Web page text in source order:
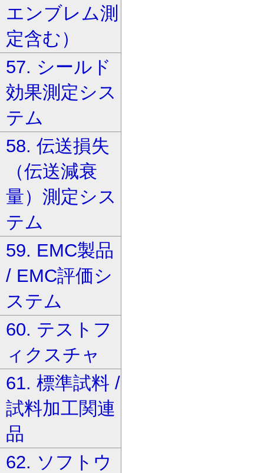
エンブレム測
定含む）
57. シールド
効果測定シス
テム
58. 伝送損失
（伝送減衰
量）測定シス
テム
59. EMC製品
/ EMC評価シ
ステム
60. テストフ
ィクスチャ
61. 標準試料 /
試料加工関連
品
62. ソフトウ